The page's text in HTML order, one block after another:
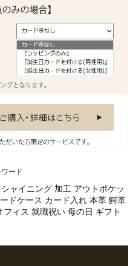
ード
ャイニング 加工 アウトポケッ
ドケース カード入れ 本革 鰐革
ィス 就職祝い 母の日 ギフト